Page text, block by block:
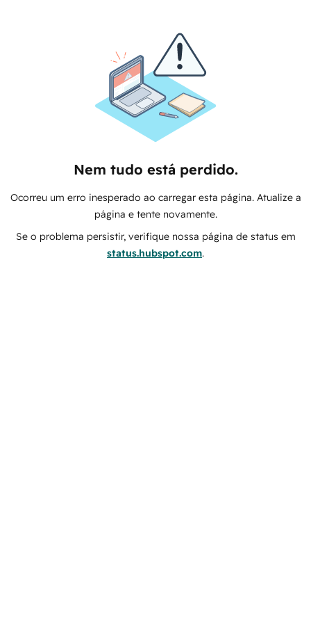
Nem tudo está perdido.
Ocorreu um erro inesperado ao carregar esta página. Atualize a
página e tente novamente.
Se o problema persistir, verifique nossa página de status em
status.hubspot.com.